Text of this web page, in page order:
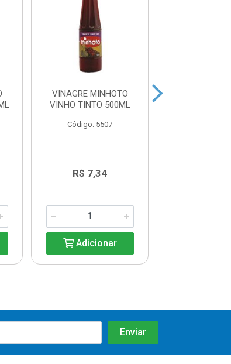
VINAGRE MINHOTO
VINHO TINTO 500ML
Código: 5507
R$ 7,34
Adicionar